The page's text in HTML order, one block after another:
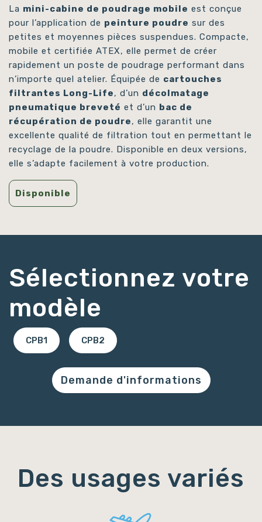
La mini-cabine de poudrage mobile est conçue
pour l’application de peinture poudre sur des
petites et moyennes pièces suspendues. Compacte,
mobile et certifiée ATEX, elle permet de créer
rapidement un poste de poudrage performant dans
n’importe quel atelier. Équipée de cartouches
filtrantes Long-Life, d’un décolmatage
pneumatique breveté et d’un bac de
récupération de poudre, elle garantit une
excellente qualité de filtration tout en permettant le
recyclage de la poudre. Disponible en deux versions,
elle s’adapte facilement à votre production.
Disponible
Sélectionnez votre
modèle
CPB1 CPB2
Demande d'informations
Des usages variés